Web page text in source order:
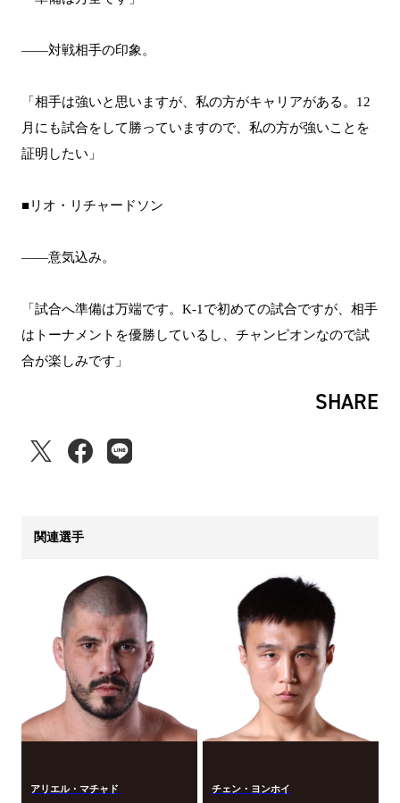
――対戦相手の印象。
「相手は強いと思いますが、私の方がキャリアがある。12
月にも試合をして勝っていますので、私の方が強いことを
証明したい」
■リオ・リチャードソン
――意気込み。
「試合へ準備は万端です。K-1で初めての試合ですが、相手
はトーナメントを優勝しているし、チャンピオンなので試
合が楽しみです」
SHARE
関連選手
アリエル・マチャド チェン・ヨンホイ